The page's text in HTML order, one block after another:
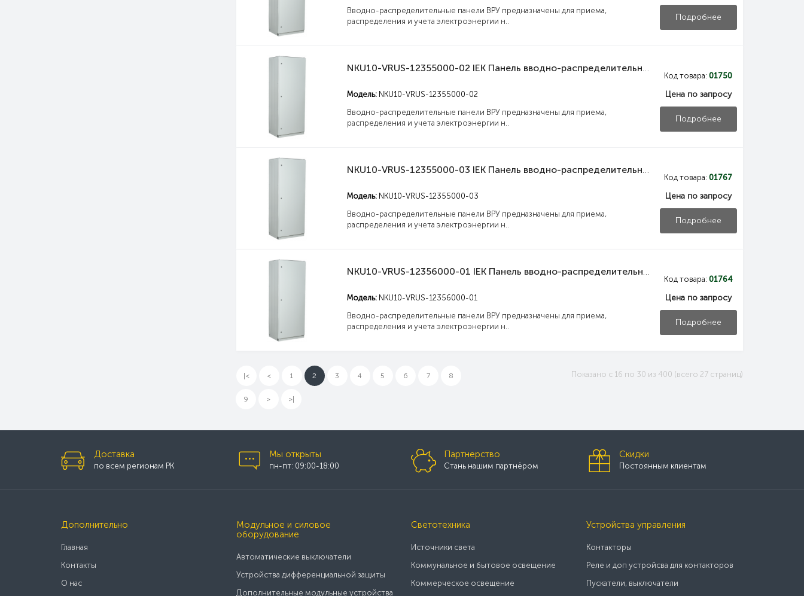
Вводно-распределительные панели ВРУ предназначены для приема,
распределения и учета электроэнергии н..
Подробнее
NKU10-VRUS-12355000-02 IEK Панель вводно-распределительная ВРУ1-23-55 УХЛ4 силовая рубильник 1х250А выключатель автоматический 1Р 2х6А плавкие вставки 15х100А 3х250А и учет IEK
Модель: NKU10-VRUS-12355000-02
Вводно-распределительные панели ВРУ предназначены для приема,
распределения и учета электроэнергии н..
Код товара: 01750
Цена по запросу
Подробнее
NKU10-VRUS-12355000-03 IEK Панель вводно-распределительная ВРУ1-23-55 УХЛ4 управления освещением выключатели нагрузки 2Р 2х20А выключатель автоматический 1Р 9х16А IEK
Модель: NKU10-VRUS-12355000-03
Вводно-распределительные панели ВРУ предназначены для приема,
распределения и учета электроэнергии н..
Код товара: 01767
Цена по запросу
Подробнее
NKU10-VRUS-12356000-01 IEK Панель вводно-распределительная ВРУ1-23-56 УХЛ4 собирается из двух составных частей панели силовой и панели управления освещением IEK
Модель: NKU10-VRUS-12356000-01
Вводно-распределительные панели ВРУ предназначены для приема,
распределения и учета электроэнергии н..
Код товара: 01764
Цена по запросу
Подробнее
|< < 1 2 3 4 5 6 7 8
9 > >|
Показано с 16 по 30 из 400 (всего 27 страниц)
Доставка
по всем регионам РК
Мы открыты
пн-пт: 09:00-18:00
Партнерство
Стань нашим партнёром
Скидки
Постоянным клиентам
Дополнительно
Главная
Контакты
О нас
Модульное и силовое
оборудование
Автоматические выключатели
Устройства дифференциальной защиты
Дополнительные модульные устройства
Светотехника
Источники света
Коммунальное и бытовое освещение
Коммерческое освещение
Устройства управления
Контакторы
Реле и доп устройсва для контакторов
Пускатели, выключатели